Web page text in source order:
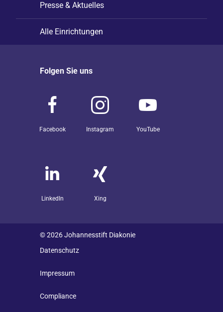
Presse & Aktuelles
Alle Einrichtungen
Folgen Sie uns
Facebook Instagram YouTube
LinkedIn Xing
© 2026 Johannesstift Diakonie
Datenschutz
Impressum
Compliance